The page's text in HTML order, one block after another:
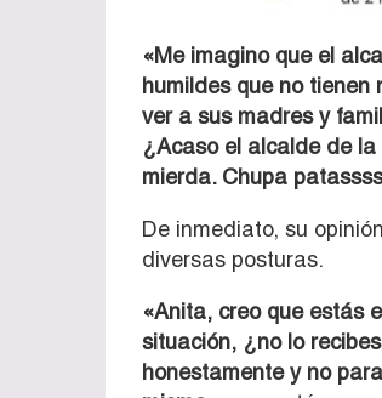
«Me imagino que el
humildes que no
ver a sus madres y
¿Acaso el alcalde de
mierda. Chupa
De inmediato, su
diversas posturas.
«Anita, creo que estás
situación, ¿no lo
honestamente y no